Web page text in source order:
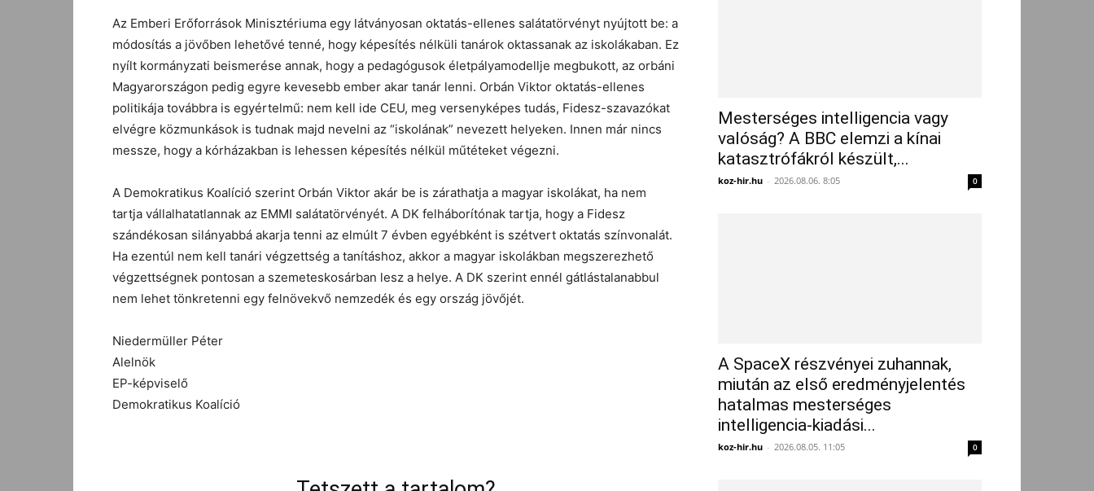
Az Emberi Erőforrások Minisztériuma egy látványosan oktatás-ellenes salátatörvényt nyújtott be: a
módosítás a jövőben lehetővé tenné, hogy képesítés nélküli tanárok oktassanak az iskolákaban. Ez
nyílt kormányzati beismerése annak, hogy a pedagógusok életpályamodellje megbukott, az orbáni
Magyarországon pedig egyre kevesebb ember akar tanár lenni. Orbán Viktor oktatás-ellenes
politikája továbbra is egyértelmű: nem kell ide CEU, meg versenyképes tudás, Fidesz-szavazókat
elvégre közmunkások is tudnak majd nevelni az “iskolának” nevezett helyeken. Innen már nincs
messze, hogy a kórházakban is lehessen képesítés nélkül műtéteket végezni.
A Demokratikus Koalíció szerint Orbán Viktor akár be is zárathatja a magyar iskolákat, ha nem
tartja vállalhatatlannak az EMMI salátatörvényét. A DK felháborítónak tartja, hogy a Fidesz
szándékosan silányabbá akarja tenni az elmúlt 7 évben egyébként is szétvert oktatás színvonalát.
Ha ezentúl nem kell tanári végzettség a tanításhoz, akkor a magyar iskolákban megszerezhető
végzettségnek pontosan a szemeteskosárban lesz a helye. A DK szerint ennél gátlástalanabbul
nem lehet tönkretenni egy felnövekvő nemzedék és egy ország jövőjét.
Niedermüller Péter
Alelnök
EP-képviselő
Demokratikus Koalíció
Mesterséges intelligencia vagy
valóság? A BBC elemzi a kínai
katasztrófákról készült,...
koz-hir.hu - 2026.08.06. 8:05 0
A SpaceX részvényei zuhannak,
miután az első eredményjelentés
hatalmas mesterséges
intelligencia-kiadási...
koz-hir.hu - 2026.08.05. 11:05 0